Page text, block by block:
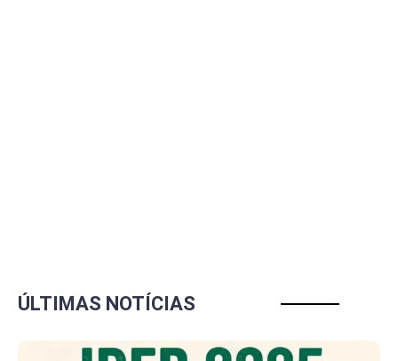
ÚLTIMAS NOTÍCIAS